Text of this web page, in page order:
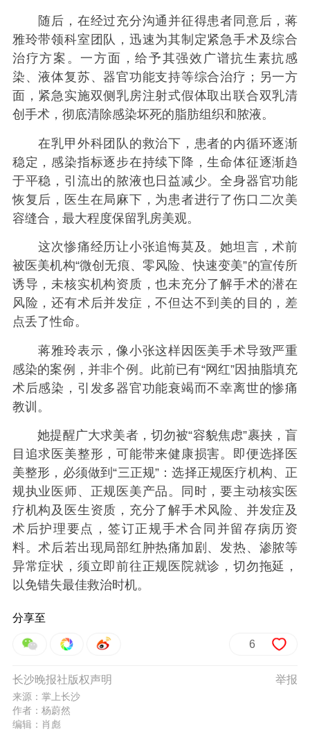
随后，在经过充分沟通并征得患者同意后，蒋
雅玲带领科室团队，迅速为其制定紧急手术及综合
治疗方案。一方面，给予其强效广谱抗生素抗感
染、液体复苏、器官功能支持等综合治疗；另一方
面，紧急实施双侧乳房注射式假体取出联合双乳清
创手术，彻底清除感染坏死的脂肪组织和脓液。
在乳甲外科团队的救治下，患者的内循环逐渐
稳定，感染指标逐步在持续下降，生命体征逐渐趋
于平稳，引流出的脓液也日益减少。全身器官功能
恢复后，医生在局麻下，为患者进行了伤口二次美
容缝合，最大程度保留乳房美观。
这次惨痛经历让小张追悔莫及。她坦言，术前
被医美机构“微创无痕、零风险、快速变美”的宣传所
诱导，未核实机构资质，也未充分了解手术的潜在
风险，还有术后并发症，不但达不到美的目的，差
点丢了性命。
蒋雅玲表示，像小张这样因医美手术导致严重
感染的案例，并非个例。此前已有“网红”因抽脂填充
术后感染，引发多器官功能衰竭而不幸离世的惨痛
教训。
她提醒广大求美者，切勿被“容貌焦虑”裹挟，盲
目追求医美整形，可能带来健康损害。即便选择医
美整形，必须做到“三正规”：选择正规医疗机构、正
规执业医师、正规医美产品。同时，要主动核实医
疗机构及医生资质，充分了解手术风险、并发症及
术后护理要点，签订正规手术合同并留存病历资
料。术后若出现局部红肿热痛加剧、发热、渗脓等
异常症状，须立即前往正规医院就诊，切勿拖延，
以免错失最佳救治时机。
分享至
6
举报
长沙晚报社版权声明
来源：掌上长沙
作者：杨蔚然
编辑：肖彪